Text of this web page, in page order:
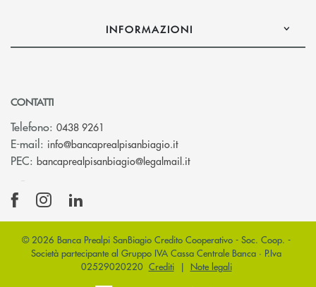
INFORMAZIONI
CONTATTI
Telefono: 0438 9261
E-mail: info@bancaprealpisanbiagio.it(si apre l’app di posta
PEC: bancaprealpisanbiagio@legalmail.it(si apre l’app di posta
© 2026 Banca Prealpi SanBiagio Credito Cooperativo - Soc. Coop. -
Società partecipante al Gruppo IVA Cassa Centrale Banca · P.Iva
02529020220 Crediti| Note legali